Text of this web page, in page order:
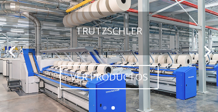
TRUTZSCHLER
VER PRODUCTOS